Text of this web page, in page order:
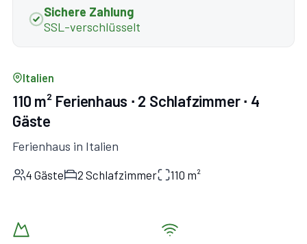
Sichere Zahlung
SSL-verschlüsselt
Italien
110 m² Ferienhaus ∙ 2 Schlafzimmer ∙ 4
Gäste
Ferienhaus in Italien
4 Gäste 2 Schlafzimmer 110 m²